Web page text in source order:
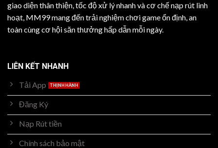
giao diện thân thiện, tốc độ xử lý nhanh và cơ chế nạp rút linh
hoạt, MM99 mang đến trải nghiệm chơi game ổn định, an
toàn cùng cơ hội săn thưởng hấp dẫn mỗi ngày.
LIÊN KẾT NHANH
Tải App
Đăng Ký
Nạp Rút tiền
Chính sách bảo mật